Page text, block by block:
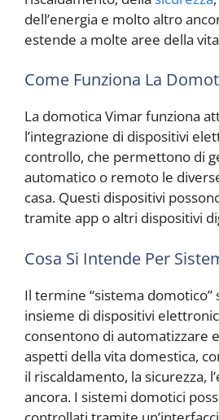
dell’energia e molto altro
estende a molte aree della
Come Funziona La
La domotica Vimar funziona
l’integrazione di dispositivi
controllo, che permettono di
automatico o remoto le
casa. Questi dispositivi
tramite app o altri dispositivi
Cosa Si Intende Per
Il termine “sistema domotico”
insieme di dispositivi
consentono di automatizzare
aspetti della vita domestica,
il riscaldamento, la sicurezza,
ancora. I sistemi domotici